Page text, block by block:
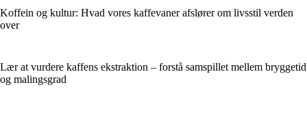
Koffein og kultur: Hvad vores kaffevaner afslører om livsstil verden
over
Lær at vurdere kaffens ekstraktion – forstå samspillet mellem bryggetid
og malingsgrad